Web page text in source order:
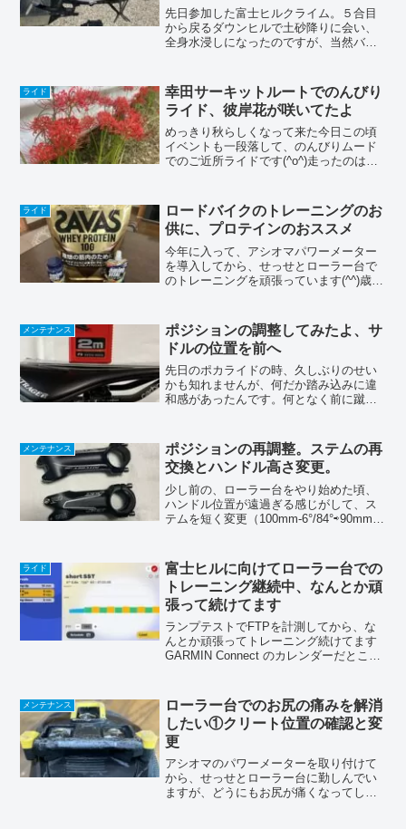
先日参加した富士ヒルクライム。５合目
から戻るダウンヒルで土砂降りに会い、
全身水浸しになったのですが、当然バイ
イクの方が更に浴びてるか〜）雨に当た
っただけだと気楽に思って...
ライド
幸田サーキットルートでのんびり
ライド、彼岸花が咲いてたよ
めっきり秋らしくなって来た今日この頃
イベントも一段落して、のんびりムード
でのご近所ライドです(^o^)走ったのはこ
咲いてたんでパシャっとのんびりライド
なんで、...
ライド
ロードバイクのトレーニングのお
供に、プロテインのおススメ
今年に入って、アシオマパワーメーター
を導入してから、せっせとローラー台で
のトレーニングを頑張っています(^^)歳も
回）続けると、くたびれて来ちゃって上
手く漕げなくなるし、...
メンテナンス
ポジションの調整してみたよ、サ
ドルの位置を前へ
先日のポカライドの時、久しぶりのせい
かも知れませんが、何だか踏み込みに違
和感があったんです。何となく前に蹴り
位置を変えてみたら、少しサドルの前の
方に乗ったポジションが一番...
メンテナンス
ポジションの再調整。ステムの再
交換とハンドル高さ変更。
少し前の、ローラー台をやり始めた頃、
ハンドル位置が遠過ぎる感じがして、ス
テムを短く変更（100mm-6°/84°⇨90mm-
う少しハンドルが遠い方が漕ぎ易い
な〜...
ライド
富士ヒルに向けてローラー台での
トレーニング継続中、なんとか頑
張って続けてます
ランプテストでFTPを計測してから、な
んとか頑張ってトレーニング続けてます
GARMIN Connect のカレンダーだとこん
定ですが、どうしてもちょっとズレち...
メンテナンス
ローラー台でのお尻の痛みを解消
したい①クリート位置の確認と変
更
アシオマのパワーメーターを取り付けて
から、せっせとローラー台に勤しんでい
ますが、どうにもお尻が痛くなってしょ